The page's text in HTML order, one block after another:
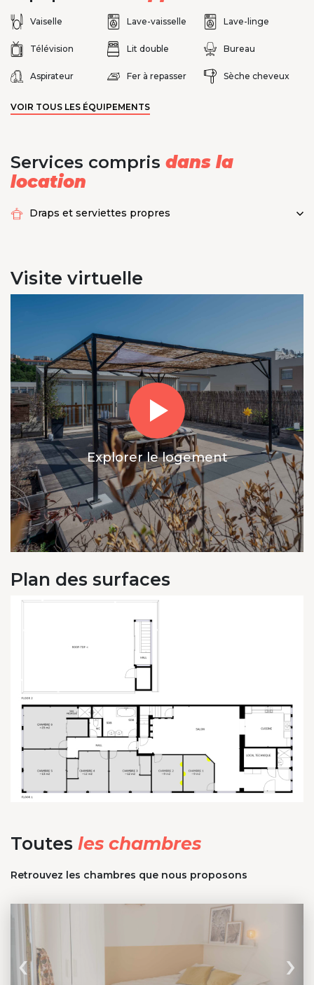
Vaiselle Lave-vaisselle Lave-linge
Télévision Lit double Bureau
Aspirateur Fer à repasser Sèche cheveux
VOIR TOUS LES ÉQUIPEMENTS
Services compris dans la
location
Draps et serviettes propres
Visite virtuelle
Explorer le logement
Plan des surfaces
Toutes les chambres
Retrouvez les chambres que nous proposons
‹ ›